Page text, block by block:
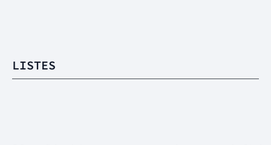
LISTES